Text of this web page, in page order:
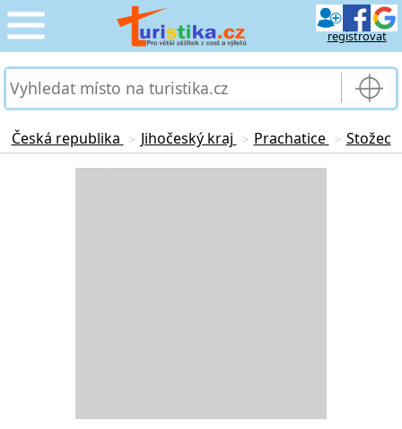
registrovat
CESTOVÁNÍ
SLUŽBY & DOPRAVA
PRO TURISTY
Česká republika > Jihočeský kraj > Prachatice > Stožec